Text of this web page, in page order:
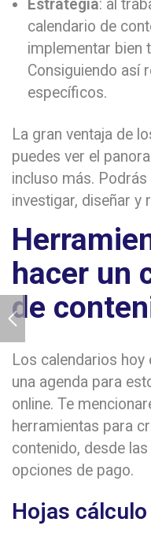
Estrategia: al
calendario de
implementar bien
Consiguiendo así
específicos.
La gran ventaja de
puedes ver el
incluso más.
investigar, diseñar y
hacer un
de
Los calendarios hoy
una agenda para
online. Te
herramientas para
contenido, desde
opciones de pago.
Hojas